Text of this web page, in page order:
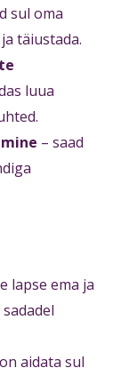
sul oma
täiustada.
luua
– saad
lapse ema ja
aidata sul